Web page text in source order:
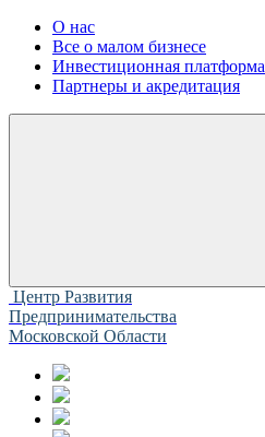
О нас
Все о малом бизнесе
Инвестиционная платформа
Партнеры и акредитация
Центр Развития
Предпринимательства
Московской Области